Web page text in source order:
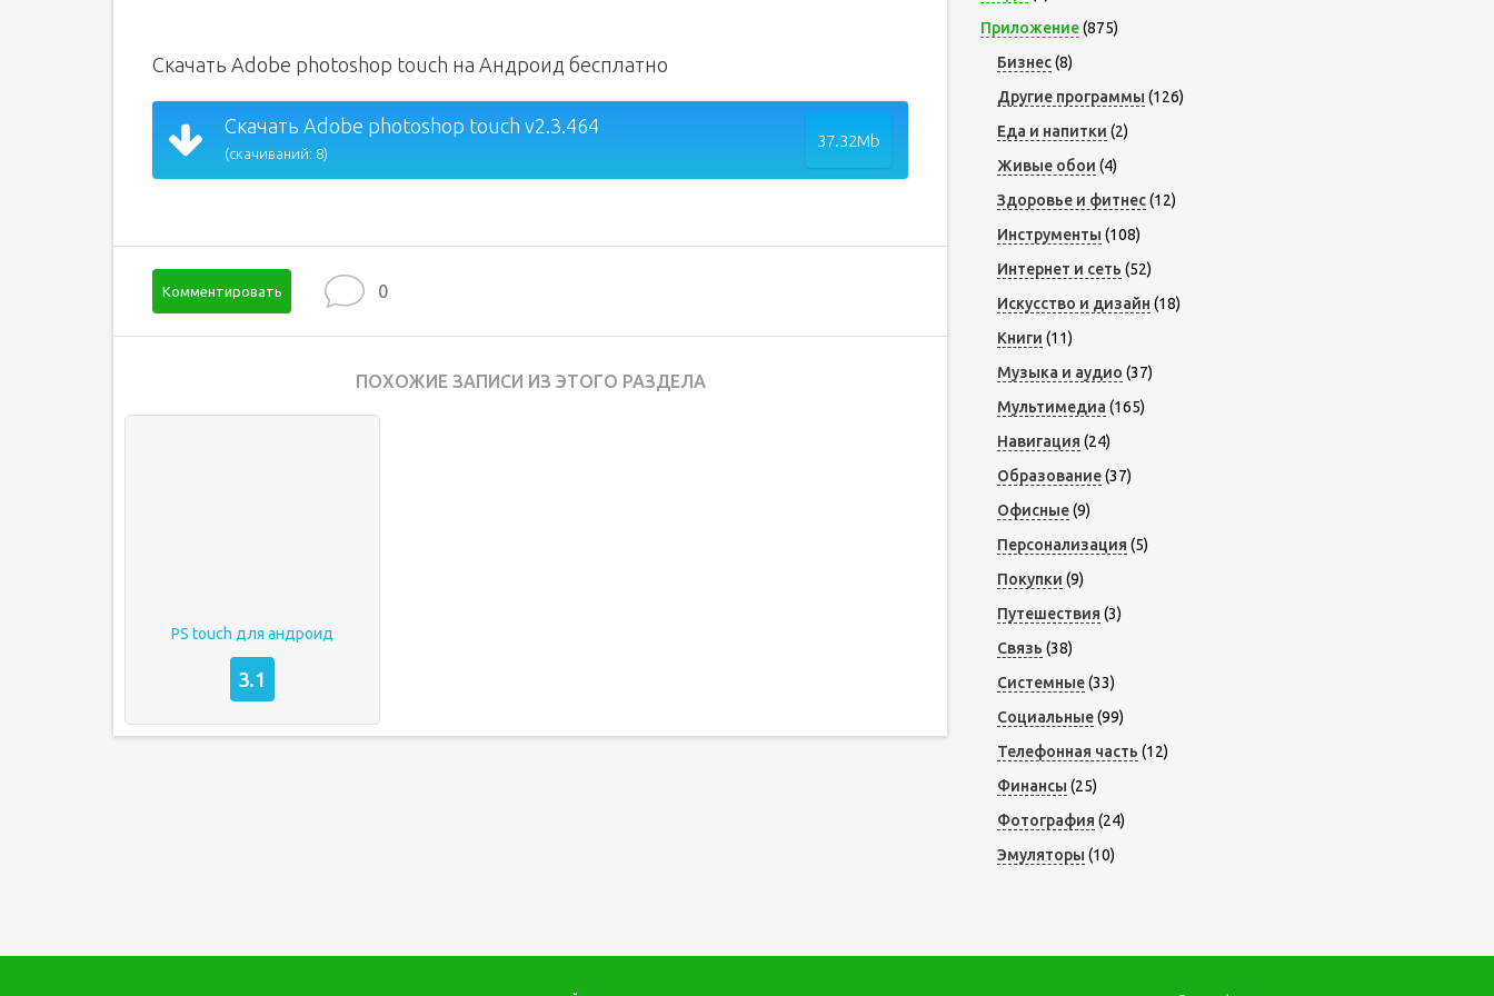
Скачать Adobe photoshop touch на Андроид бесплатно
Скачать Adobe photoshop touch v2.3.464
(скачиваний: 8)
37.32Mb
Комментировать 0
ПОХОЖИЕ ЗАПИСИ ИЗ ЭТОГО РАЗДЕЛА
PS touch для андроид
3.1
Приложение(875)
Бизнес(8)
Другие программы (126)
Еда и напитки (2)
Живые обои (4)
Здоровье и фитнес(12)
Инструменты (108)
Интернет и сеть (52)
Искусство и дизайн (18)
Книги (11)
Музыка и аудио (37)
Мультимедиа (165)
Навигация (24)
Образование(37)
Офисные(9)
Персонализация (5)
Покупки (9)
Путешествия (3)
Связь (38)
Системные(33)
Социальные(99)
Телефонная часть (12)
Финансы (25)
Фотография (24)
Эмуляторы (10)